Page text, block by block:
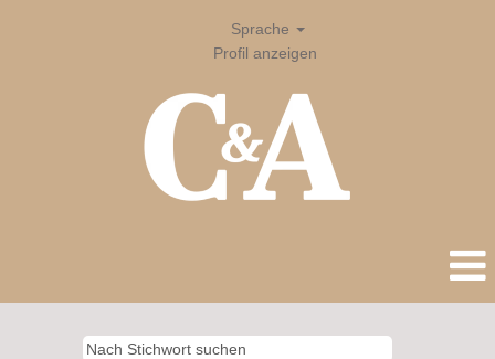
Sprache
Profil anzeigen